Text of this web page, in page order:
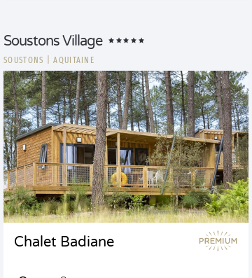
Soustons Village
SOUSTONS |AQUITAINE
Chalet Badiane